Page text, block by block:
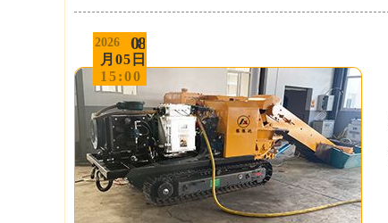
2026 08
月05日
15:00